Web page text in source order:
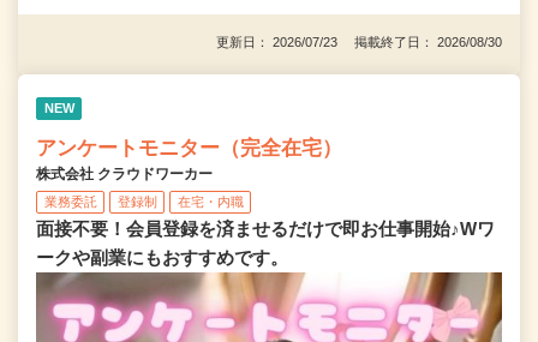
更新日： 2026/07/23 掲載終了日： 2026/08/30
NEW
アンケートモニター（完全在宅）
株式会社 クラウドワーカー
業務委託 登録制 在宅・内職
面接不要！会員登録を済ませるだけで即お仕事開始♪Wワ
ークや副業にもおすすめです。